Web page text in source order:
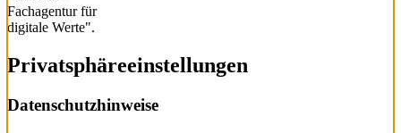
Privatsphäre­einstellungen
Datenschutzhinweise